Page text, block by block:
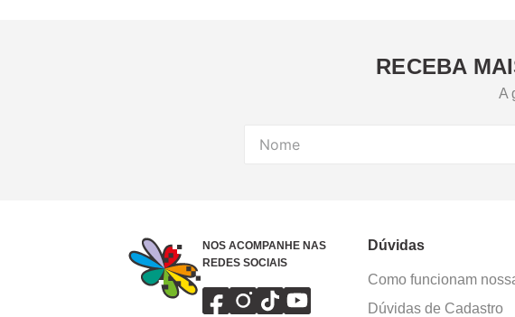
RECEBA
A
NOS ACOMPANHE NAS
REDES SOCIAIS
Dúvidas
Como funcionam
Dúvidas de Cadastro